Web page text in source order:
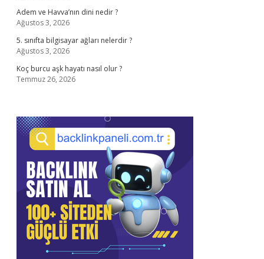
Adem ve Havva’nın dini nedir ?
Ağustos 3, 2026
5. sınıfta bilgisayar ağları nelerdir ?
Ağustos 3, 2026
Koç burcu aşk hayatı nasıl olur ?
Temmuz 26, 2026